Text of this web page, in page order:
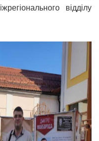
відділу